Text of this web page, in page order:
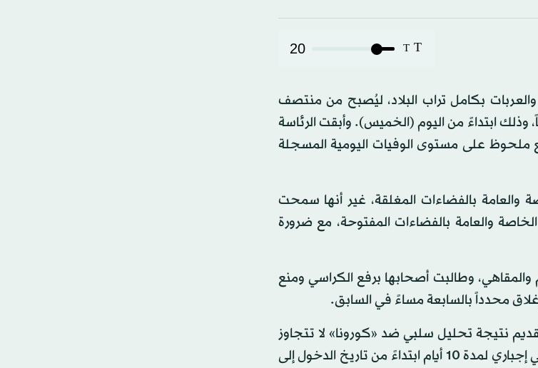
T
T
20
بكامل تراب البلاد، ليُصبح من منتصف
الخامسة صباحاً، بدلاً من العاشرة مساءً وحتى الساعة 5 صباحاً، وذلك ابتداءً من اليوم (الخميس). وأبقت الرئاسة
ملحوظ على مستوى الوفيات اليومية المسجلة
والعامة بالفضاءات المغلقة، غير أنها سمحت
والعامة بالفضاءات المفتوحة، مع ضرورة
وطالبت أصحابها برفع الكراسي ومنع
محدداً بالسابعة مساءً في السابق.
تقديم نتيجة تحليل سلبي ضد «كورونا» لا تتجاوز
مدته 72 ساعة من تاريخ إجرائه عند التسجيل، مع وجوب الخضوع لحجر صحي إجباري لمدة 10 أيام ابتداءً من تاريخ الدخول إلى